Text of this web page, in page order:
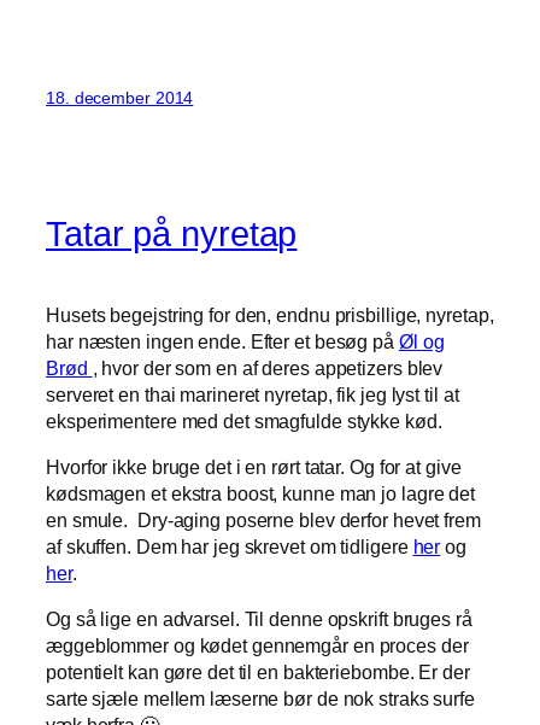
18. december 2014
Tatar på nyretap
Husets begejstring for den, endnu prisbillige, nyretap,
har næsten ingen ende. Efter et besøg på Øl og
Brød
, hvor der som en af deres appetizers blev
serveret en thai marineret nyretap, fik jeg lyst til at
eksperimentere med det smagfulde stykke kød.
Hvorfor ikke bruge det i en rørt tatar. Og for at give
kødsmagen et ekstra boost, kunne man jo lagre det
en smule. Dry-aging poserne blev derfor hevet frem
af skuffen. Dem har jeg skrevet om tidligere her og
her.
Og så lige en advarsel. Til denne opskrift bruges rå
æggeblommer og kødet gennemgår en proces der
potentielt kan gøre det til en bakteriebombe. Er der
sarte sjæle mellem læserne bør de nok straks surfe